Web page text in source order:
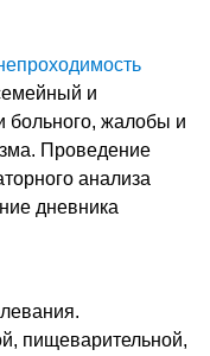
и
больного, жалобы и
Проведение
анализа
дневника
пищеварительной,